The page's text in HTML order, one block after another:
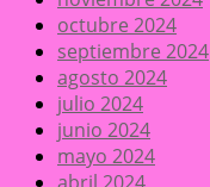
octubre 2024
septiembre 2024
agosto 2024
julio 2024
junio 2024
mayo 2024